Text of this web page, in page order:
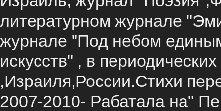
литературном журнале
журнале "Под небом
искусств" , в
,Израиля,России.Стихи
2007-2010- Рабатала на"